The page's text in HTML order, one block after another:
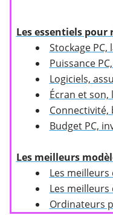
Les essentiels
Stockage
Puissance
Logiciels,
Écran et
Connectivité,
Budget PC,
Les meilleurs
Les
Les
Ordinateurs